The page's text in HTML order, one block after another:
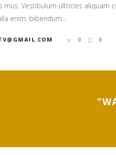
mus. Vestibulum ultricies aliquam
enim. bibendum...
0 0